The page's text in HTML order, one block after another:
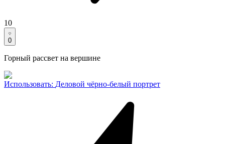
10
0
Горный рассвет на вершине
Использовать: Деловой чёрно-белый портрет